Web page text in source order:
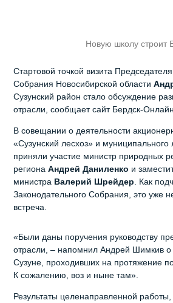
Новую школу строит
Стартовой точкой визита
Собрания Новосибирской области
Сузунский район стало обсуждение
отрасли, сообщает сайт Бердск-Онлайн.
В совещании о деятельности
«Сузунский лесхоз» и муниципального
приняли участие министр природных
регионаАндрей Даниленко и
министра Валерий Шрейдер . Как
Законодательного Собрания, это уже
встреча.
«Были даны поручения руководству
отрасли, – напомнил Андрей Шимкив
Сузуне, проходивших на протяжение
К сожалению, воз и ныне там».
Результаты целенаправленной